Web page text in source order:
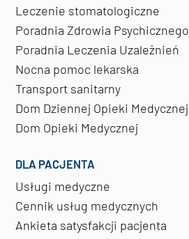
Leczenie stomatologiczne
Poradnia Zdrowia Psychicznego
Poradnia Leczenia Uzależnień
Nocna pomoc lekarska
Transport sanitarny
Dom Dziennej Opieki Medycznej
Dom Opieki Medycznej
DLA PACJENTA
Usługi medyczne
Cennik usług medycznych
Ankieta satysfakcji pacjenta